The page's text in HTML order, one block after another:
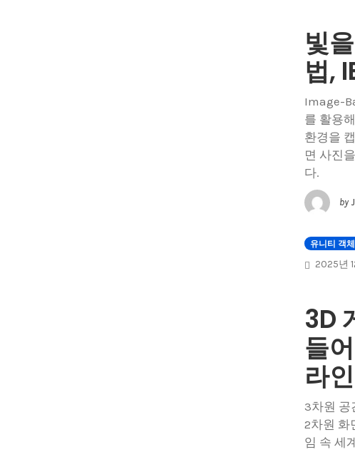
빛
법,
Image-
를 활용
환경을
면 사진
다.
by
유니티 객
2025년
3D
들
라
3차원 공
2차원 화
임 속 세